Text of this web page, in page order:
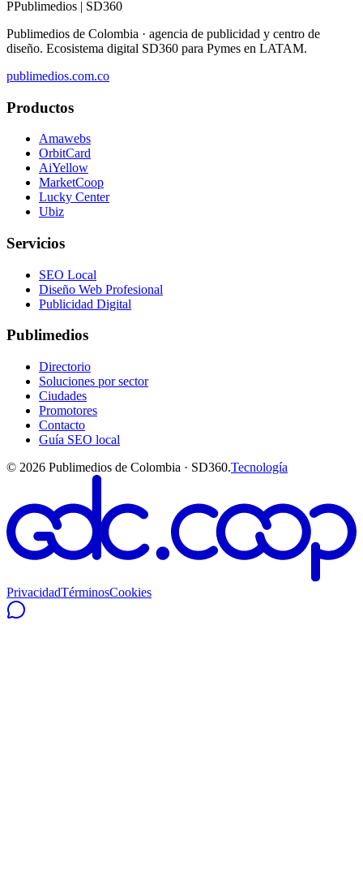
PPublimedios | SD360
Publimedios de Colombia · agencia de publicidad y centro de
diseño. Ecosistema digital SD360 para Pymes en LATAM.
publimedios.com.co
Productos
Amawebs
OrbitCard
AiYellow
MarketCoop
Lucky Center
Ubiz
Servicios
SEO Local
Diseño Web Profesional
Publicidad Digital
Publimedios
Directorio
Soluciones por sector
Ciudades
Promotores
Contacto
Guía SEO local
© 2026 Publimedios de Colombia · SD360.Tecnología
PrivacidadTérminosCookies